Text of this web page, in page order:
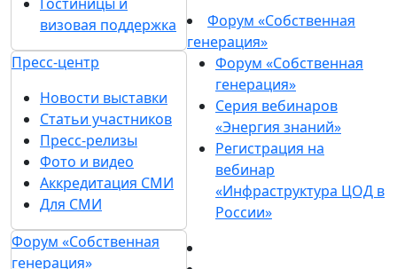
визовая поддержка
Пресс-центр
Новости выставки
Статьи участников
Пресс-релизы
Фото и видео
Аккредитация СМИ
Для СМИ
Форум «Собственная
генерация»
Форум «Собственная
генерация»
Форум «Собственная
генерация»
Серия вебинаров
«Энергия знаний»
Регистрация на
вебинар
«Инфраструктура ЦОД в
России»